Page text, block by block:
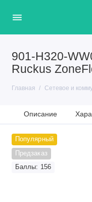
901-H320-
Ruckus
Главная Сетевое и
Описание
Популярный
Предзаказ
Баллы: 156